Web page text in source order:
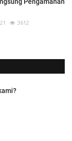
Pengamanan
3612